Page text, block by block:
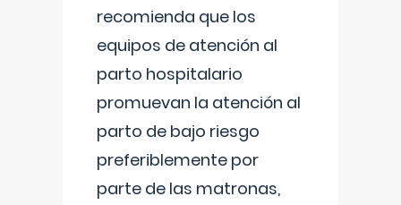
recomienda que los
equipos de atención al
parto hospitalario
promuevan la atención al
parto de bajo riesgo
preferiblemente por
parte de las matronas,